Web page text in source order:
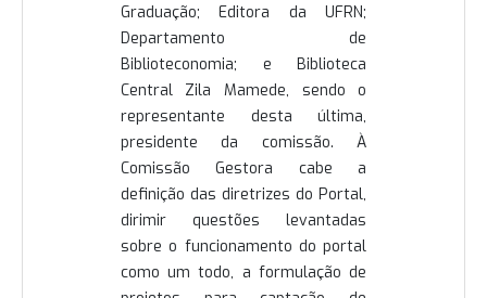
Graduação; Editora da UFRN;
Departamento de
Biblioteconomia; e Biblioteca
Central Zila Mamede, sendo o
representante desta última,
presidente da comissão. À
Comissão Gestora cabe a
definição das diretrizes do Portal,
dirimir questões levantadas
sobre o funcionamento do portal
como um todo, a formulação de